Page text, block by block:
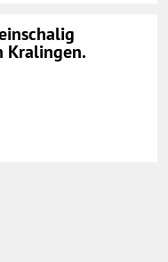
Kralingen.